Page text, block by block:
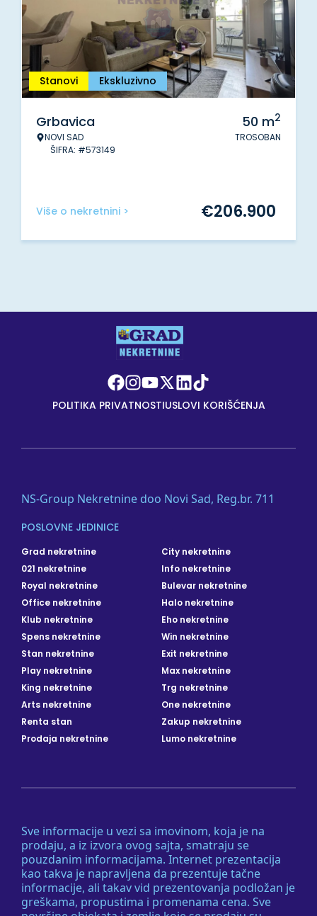
Stanovi Ekskluzivno
Grbavica
NOVI SAD
ŠIFRA: #573149
50 m2
TROSOBAN
Više o nekretnini > €206.900
POLITIKA PRIVATNOSTIUSLOVI KORIŠĆENJA
Sve informacije u vezi sa imovinom, koja je na
prodaju, a iz izvora ovog sajta, smatraju se
pouzdanim informacijama. Internet prezentacija
kao takva je napravljena da prezentuje tačne
informacije, ali takav vid prezentovanja podložan je
greškama, propustima i promenama cena. Sve
NS-Group Nekretnine doo Novi Sad, Reg.br. 711
POSLOVNE JEDINICE
Grad nekretnine
City nekretnine
021 nekretnine
Info nekretnine
Royal nekretnine
Bulevar nekretnine
Office nekretnine
Halo nekretnine
Klub nekretnine
Eho nekretnine
Spens nekretnine
Win nekretnine
Stan nekretnine
Exit nekretnine
Play nekretnine
Max nekretnine
King nekretnine
Trg nekretnine
Arts nekretnine
One nekretnine
Renta stan
Zakup nekretnine
Prodaja nekretnine
Lumo nekretnine